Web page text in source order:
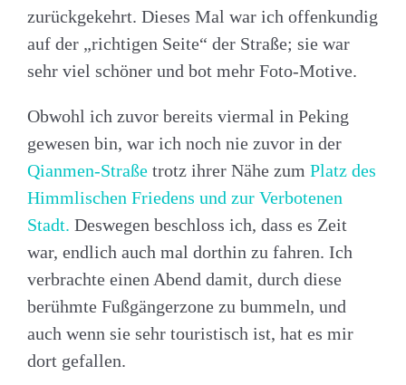
zurückgekehrt. Dieses Mal war ich offenkundig
auf der „richtigen Seite“ der Straße; sie war
sehr viel schöner und bot mehr Foto-Motive.
Obwohl ich zuvor bereits viermal in Peking
gewesen bin, war ich noch nie zuvor in der
Qianmen-Straße trotz ihrer Nähe zum Platz des
Himmlischen Friedens und zur Verbotenen
Stadt. Deswegen beschloss ich, dass es Zeit
war, endlich auch mal dorthin zu fahren. Ich
verbrachte einen Abend damit, durch diese
berühmte Fußgängerzone zu bummeln, und
auch wenn sie sehr touristisch ist, hat es mir
dort gefallen.